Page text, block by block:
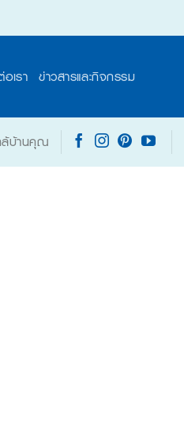
เรา ข่าวสารและกิจกรรม
ล้บ้านคุณ